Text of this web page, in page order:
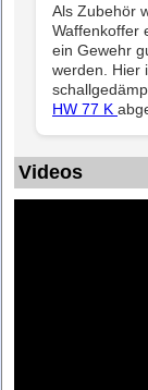
Als Zubehör
Waffenkoffer
ein Gewehr
werden. Hier
HW 77 K
Videos